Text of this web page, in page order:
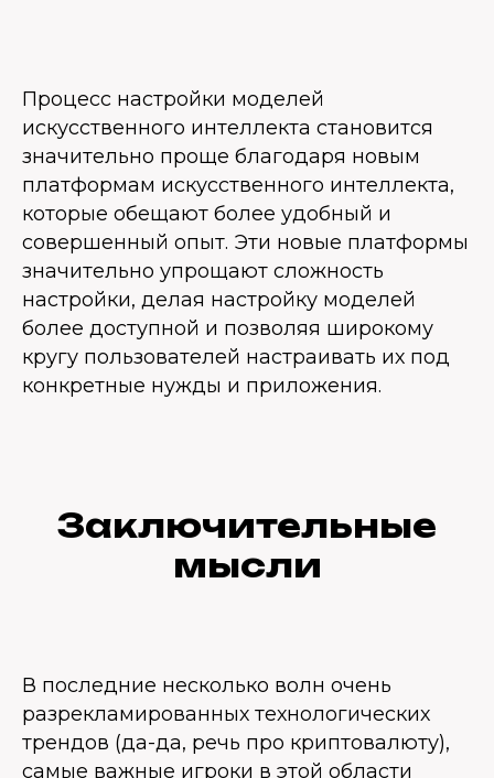
Процесс настройки моделей
искусственного интеллекта становится
значительно проще благодаря новым
платформам искусственного интеллекта,
которые обещают более удобный и
совершенный опыт. Эти новые платформы
значительно упрощают сложность
настройки, делая настройку моделей
более доступной и позволяя широкому
кругу пользователей настраивать их под
конкретные нужды и приложения.
Заключительные
мысли
В последние несколько волн очень
разрекламированных технологических
трендов (да-да, речь про криптовалюту),
самые важные игроки в этой области